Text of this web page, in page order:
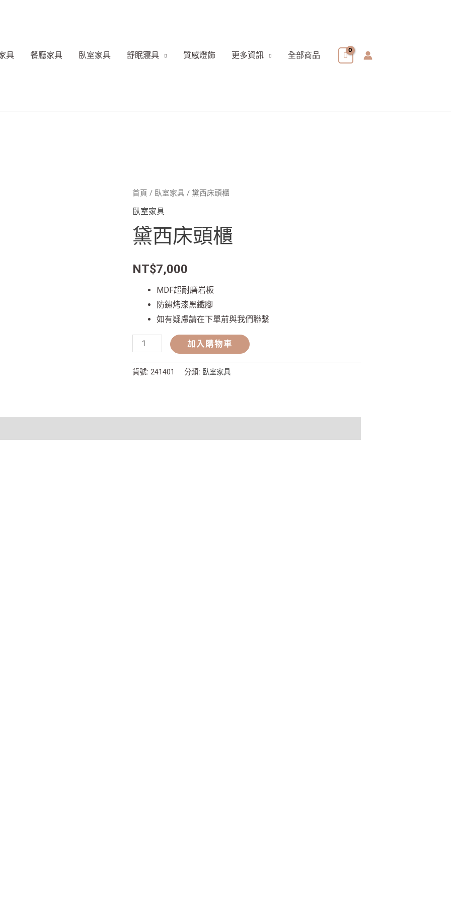
具 餐廳家具 臥室家具 舒眠寢具 質感燈飾 更多資訊 全部商品
首頁 / 臥室家具 / 黛西床頭櫃
臥室家具
黛西床頭櫃
NT$7,000
MDF超耐磨岩板
防鏽烤漆黑鐵腳
如有疑慮請在下單前與我們聯繫
黛
西
頭
數
加入購物車
貨號:241401 分類: 臥室家具